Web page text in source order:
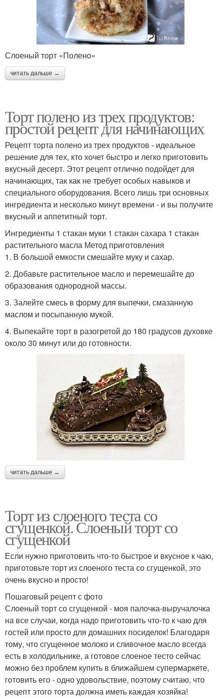
Слоеный торт «Полено»
читать дальше →
Торт полено из трех продуктов:
простой рецепт для начинающих
Рецепт торта полено из трех продуктов - идеальное
решение для тех, кто хочет быстро и легко приготовить
вкусный десерт. Этот рецепт отлично подойдет для
начинающих, так как не требует особых навыков и
специального оборудования. Всего лишь три основных
ингредиента и несколько минут времени - и вы получите
вкусный и аппетитный торт.
Ингредиенты 1 стакан муки 1 стакан сахара 1 стакан
растительного масла Метод приготовления
1. В большой емкости смешайте муку и сахар.
2. Добавьте растительное масло и перемешайте до
образования однородной массы.
3. Залейте смесь в форму для выпечки, смазанную
маслом и посыпанную мукой.
4. Выпекайте торт в разогретой до 180 градусов духовке
около 30 минут или до готовности.
читать дальше →
Торт из слоеного теста со
сгущенкой. Слоеный торт со
сгущенкой
Если нужно приготовить что-то быстрое и вкусное к чаю,
приготовьте торт из слоеного теста со сгущенкой, это
очень вкусно и просто!
Пошаговый рецепт с фото
Слоеный торт со сгущенкой - моя палочка-выручалочка
на все случаи, когда надо приготовить что-то к чаю для
гостей или просто для домашних посиделок! Благодаря
тому, что сгущенное молоко и сливочное масло всегда
есть в холодильнике, а готовое слоеное тесто сейчас
можно без проблем купить в ближайшем супермаркете,
готовить его - одно удовольствие, поэтому считаю, что
рецепт этого торта должна иметь каждая хозяйка!